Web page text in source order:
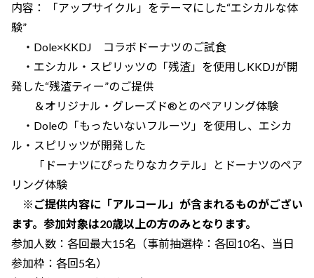
内容： 「アップサイクル」をテーマにした“エシカルな体
験”
・Dole×KKDJ コラボドーナツのご試食
・エシカル・スピリッツの「残渣」を使用しKKDJが開
発した“残渣ティー”のご提供
＆オリジナル・グレーズド®とのペアリング体験
・Doleの「もったいないフルーツ」を使用し、エシカ
ル・スピリッツが開発した
「ドーナツにぴったりなカクテル」とドーナツのペア
リング体験
※ご提供内容に「アルコール」が含まれるものがござい
ます。参加対象は20歳以上の方のみとなります。
参加人数：各回最大15名（事前抽選枠：各回10名、当日
参加枠：各回5名）